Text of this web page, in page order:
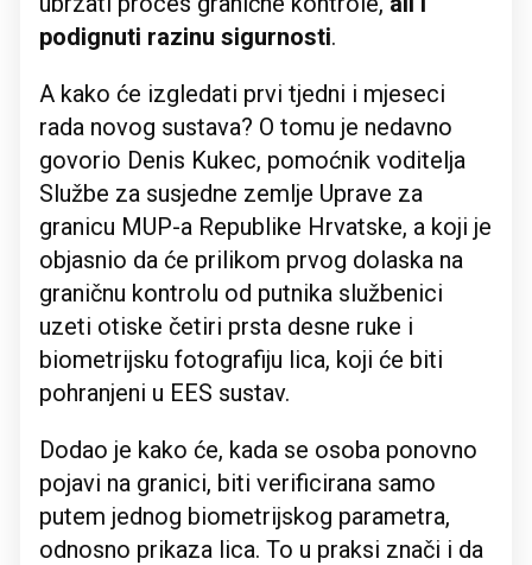
podignuti razinu sigurnosti.
A kako će izgledati prvi tjedni i mjeseci
rada novog sustava? O tomu je nedavno
govorio Denis Kukec, pomoćnik voditelja
Službe za susjedne zemlje Uprave za
granicu MUP-a Republike Hrvatske, a koji je
objasnio da će prilikom prvog dolaska na
graničnu kontrolu od putnika službenici
uzeti otiske četiri prsta desne ruke i
biometrijsku fotografiju lica, koji će biti
pohranjeni u EES sustav.
Dodao je kako će, kada se osoba ponovno
pojavi na granici, biti verificirana samo
putem jednog biometrijskog parametra,
odnosno prikaza lica. To u praksi znači i da